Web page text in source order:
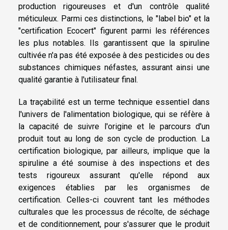
production rigoureuses et d'un contrôle qualité
méticuleux. Parmi ces distinctions, le "label bio" et la
"certification Ecocert" figurent parmi les références
les plus notables. Ils garantissent que la spiruline
cultivée n'a pas été exposée à des pesticides ou des
substances chimiques néfastes, assurant ainsi une
qualité garantie à l'utilisateur final.
La traçabilité est un terme technique essentiel dans
l'univers de l'alimentation biologique, qui se réfère à
la capacité de suivre l'origine et le parcours d'un
produit tout au long de son cycle de production. La
certification biologique, par ailleurs, implique que la
spiruline a été soumise à des inspections et des
tests rigoureux assurant qu'elle répond aux
exigences établies par les organismes de
certification. Celles-ci couvrent tant les méthodes
culturales que les processus de récolte, de séchage
et de conditionnement, pour s'assurer que le produit